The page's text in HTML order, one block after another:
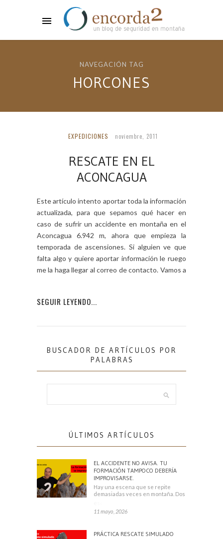
NAVEGACIÓN TAG
HORCONES
EXPEDICIONES noviembre, 2011
RESCATE EN EL
ACONCAGUA
Este artículo intento aportar toda la información
actualizada, para que sepamos qué hacer en
caso de sufrir un accidente en montaña en el
Aconcagua 6.942 m, ahora que empieza la
temporada de ascensiones. Si alguien ve que
falta algo y quiere aportar información le ruego
me la haga llegar al correo de contacto. Vamos a
SEGUIR LEYENDO...
BUSCADOR DE ARTÍCULOS POR
PALABRAS
ÚLTIMOS ARTÍCULOS
EL ACCIDENTE NO AVISA. TU
FORMACIÓN TAMPOCO DEBERÍA
IMPROVISARSE.
Hay una escena que se repite
demasiadas veces en montaña. Dos
11 mayo, 2026
PRÁCTICA RESCATE SIMULADO